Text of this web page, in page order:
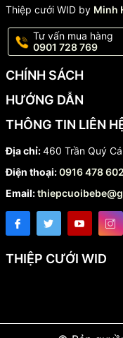
Thiệp cưới WID by Minh
Tư vấn mua hàng
0901 728 769
CHÍNH SÁCH
HƯỚNG DẪN
THÔNG TIN LIÊN
Địa chỉ:460 Trần Quý
Điện thoại:0916 478 602
Email:
THIỆP CƯỚI WID